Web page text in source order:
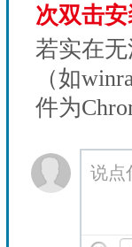
次双击安
若实在
（如
件为
说点